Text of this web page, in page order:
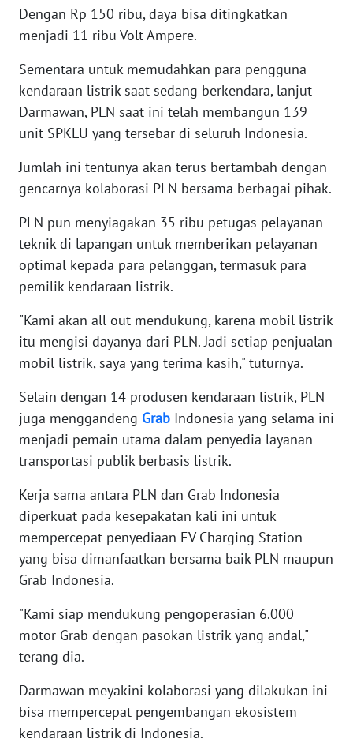
Dengan Rp 150 ribu, daya bisa ditingkatkan
menjadi 11 ribu Volt Ampere.
Sementara untuk memudahkan para pengguna
kendaraan listrik saat sedang berkendara, lanjut
Darmawan, PLN saat ini telah membangun 139
unit SPKLU yang tersebar di seluruh Indonesia.
Jumlah ini tentunya akan terus bertambah dengan
gencarnya kolaborasi PLN bersama berbagai pihak.
PLN pun menyiagakan 35 ribu petugas pelayanan
teknik di lapangan untuk memberikan pelayanan
optimal kepada para pelanggan, termasuk para
pemilik kendaraan listrik.
"Kami akan all out mendukung, karena mobil listrik
itu mengisi dayanya dari PLN. Jadi setiap penjualan
mobil listrik, saya yang terima kasih," tuturnya.
Selain dengan 14 produsen kendaraan listrik, PLN
juga menggandeng Grab Indonesia yang selama ini
menjadi pemain utama dalam penyedia layanan
transportasi publik berbasis listrik.
Kerja sama antara PLN dan Grab Indonesia
diperkuat pada kesepakatan kali ini untuk
mempercepat penyediaan EV Charging Station
yang bisa dimanfaatkan bersama baik PLN maupun
Grab Indonesia.
"Kami siap mendukung pengoperasian 6.000
motor Grab dengan pasokan listrik yang andal,"
terang dia.
Darmawan meyakini kolaborasi yang dilakukan ini
bisa mempercepat pengembangan ekosistem
kendaraan listrik di Indonesia.
WN
WN
KALSEL
KALTIM
SULSEL
WN
GORONTALO
WN
SULUT
MALUKU
WN
MALUT
WN
DAIRI
WN
DANAU
WN
NIAS
WN
LANGKAT